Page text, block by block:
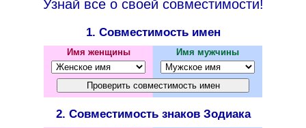
Узнай все о своей совместимости!
1. Совместимость имен
Имя женщины Имя мужчины
2. Совместимость знаков Зодиака